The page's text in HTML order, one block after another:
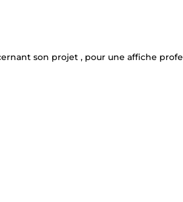
son projet , pour une affiche